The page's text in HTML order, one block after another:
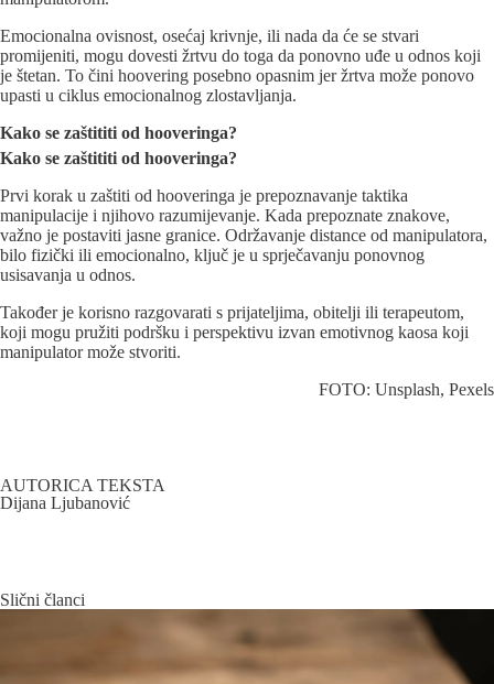
Emocionalna ovisnost, osećaj krivnje, ili nada da će se stvari
promijeniti, mogu dovesti žrtvu do toga da ponovno uđe u odnos koji
je štetan. To čini hoovering posebno opasnim jer žrtva može ponovo
upasti u ciklus emocionalnog zlostavljanja.
Kako se zaštititi od hooveringa?
Kako se zaštititi od hooveringa?
Prvi korak u zaštiti od hooveringa je prepoznavanje taktika
manipulacije i njihovo razumijevanje. Kada prepoznate znakove,
važno je postaviti jasne granice. Održavanje distance od manipulatora,
bilo fizički ili emocionalno, ključ je u sprječavanju ponovnog
usisavanja u odnos.
Također je korisno razgovarati s prijateljima, obitelji ili terapeutom,
koji mogu pružiti podršku i perspektivu izvan emotivnog kaosa koji
manipulator može stvoriti.
FOTO: Unsplash, Pexels
AUTORICA TEKSTA
Dijana Ljubanović
Slični članci